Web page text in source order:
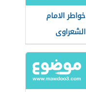
خواطر الامام
الشعراوى